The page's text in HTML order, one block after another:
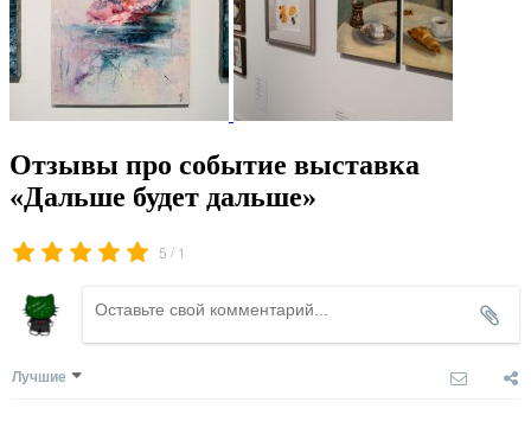
Отзывы про событие выставка
«Дальше будет дальше»
5 / 1
Лучшие